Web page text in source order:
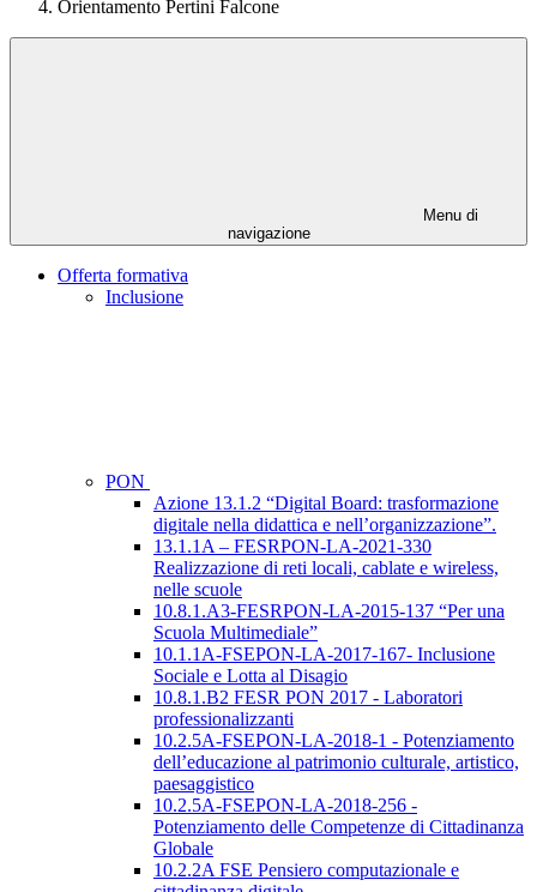
Orientamento Pertini Falcone
Menu di
navigazione
Offerta formativa
Inclusione
PON
Azione 13.1.2 “Digital Board: trasformazione
digitale nella didattica e nell’organizzazione”.
13.1.1A – FESRPON-LA-2021-330
Realizzazione di reti locali, cablate e wireless,
nelle scuole
10.8.1.A3-FESRPON-LA-2015-137 “Per una
Scuola Multimediale”
10.1.1A-FSEPON-LA-2017-167- Inclusione
Sociale e Lotta al Disagio
10.8.1.B2 FESR PON 2017 - Laboratori
professionalizzanti
10.2.5A-FSEPON-LA-2018-1 - Potenziamento
dell’educazione al patrimonio culturale, artistico,
paesaggistico
10.2.5A-FSEPON-LA-2018-256 -
Potenziamento delle Competenze di Cittadinanza
Globale
10.2.2A FSE Pensiero computazionale e